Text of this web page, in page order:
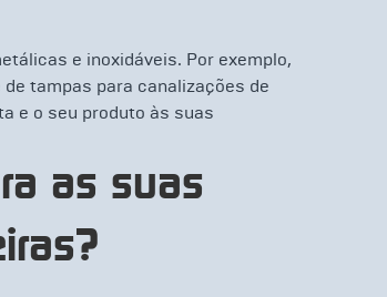
e inoxidáveis. Por exemplo,
tampas para canalizações de
e o seu produto às suas
as suas